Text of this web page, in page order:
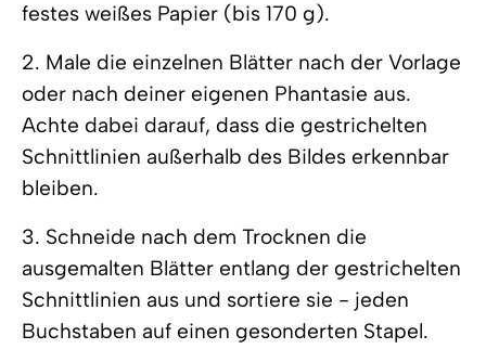
festes weißes Papier (bis 170 g).
2. Male die einzelnen Blätter nach der Vorlage
oder nach deiner eigenen Phantasie aus.
Achte dabei darauf, dass die gestrichelten
Schnittlinien außerhalb des Bildes erkennbar
bleiben.
3. Schneide nach dem Trocknen die
ausgemalten Blätter entlang der gestrichelten
Schnittlinien aus und sortiere sie - jeden
Buchstaben auf einen gesonderten Stapel.